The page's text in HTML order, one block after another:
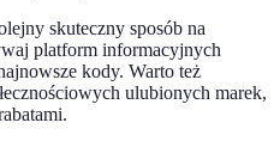
skuteczny sposób na
platform informacyjnych
kody. Warto też
ulubionych marek,